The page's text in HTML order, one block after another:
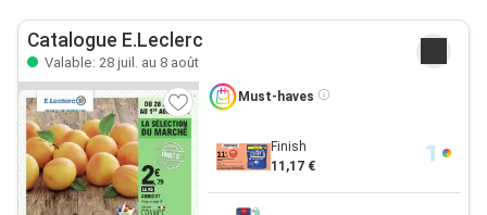
Catalogue E.Leclerc
Valable: 28 juil. au 8 août
Must-haves
Finish
11,17 €